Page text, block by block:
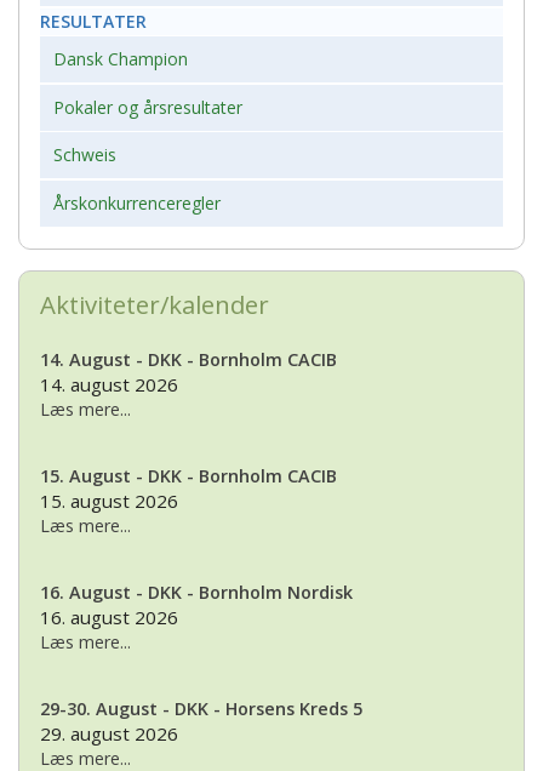
RESULTATER
Dansk Champion
Pokaler og årsresultater
Schweis
Årskonkurrenceregler
Aktiviteter/kalender
14. August - DKK - Bornholm CACIB
14. august 2026
Læs mere...
15. August - DKK - Bornholm CACIB
15. august 2026
Læs mere...
16. August - DKK - Bornholm Nordisk
16. august 2026
Læs mere...
29-30. August - DKK - Horsens Kreds 5
29. august 2026
Læs mere...